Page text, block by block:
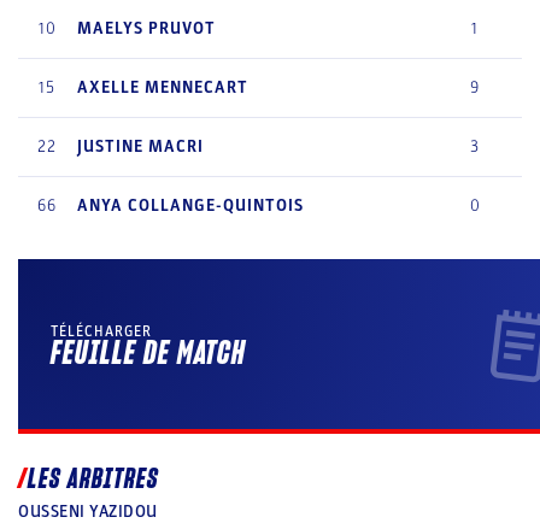
10 MAELYS PRUVOT 1
15 AXELLE MENNECART 9
22 JUSTINE MACRI 3
66 ANYA COLLANGE-QUINTOIS 0
TÉLÉCHARGER
FEUILLE DE MATCH
LES ARBITRES
OUSSENI YAZIDOU